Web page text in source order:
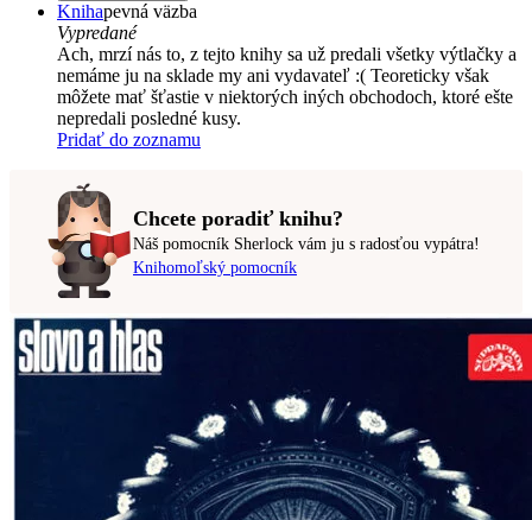
Knihapevná väzba
Vypredané
Ach, mrzí nás to, z tejto knihy sa už predali všetky výtlačky a
nemáme ju na sklade my ani vydavateľ :( Teoreticky však
môžete mať šťastie v niektorých iných obchodoch, ktoré ešte
nepredali posledné kusy.
Pridať do zoznamu
Chcete poradiť knihu?
Náš pomocník Sherlock vám ju s radosťou vypátra!
Knihomoľský pomocník